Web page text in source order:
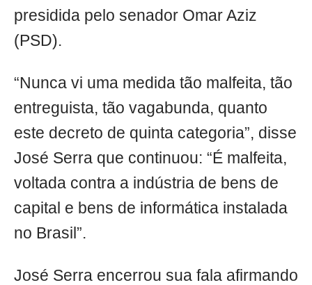
presidida pelo senador Omar Aziz
(PSD).
“Nunca vi uma medida tão malfeita, tão
entreguista, tão vagabunda, quanto
este decreto de quinta categoria”, disse
José Serra que continuou: “É malfeita,
voltada contra a indústria de bens de
capital e bens de informática instalada
no Brasil”.
José Serra encerrou sua fala afirmando